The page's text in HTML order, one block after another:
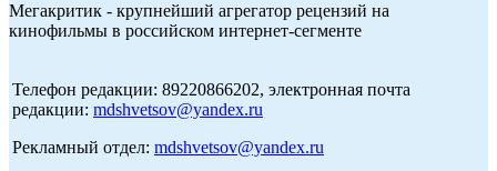
Мегакритик - крупнейший агрегатор рецензий на
кинофильмы в российском интернет-сегменте
Телефон редакции: 89220866202, электронная почта
редакции: mdshvetsov@yandex.ru
Рекламный отдел: mdshvetsov@yandex.ru